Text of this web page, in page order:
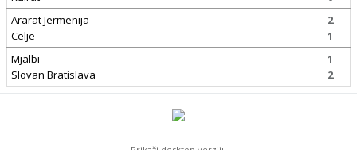
Ararat Jermenija
Celje
2
1
Mjalbi
Slovan Bratislava
1
2